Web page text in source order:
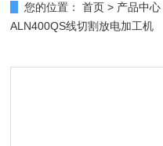
您的位置： 首页 > 产品中心
ALN400QS线切割放电加工机